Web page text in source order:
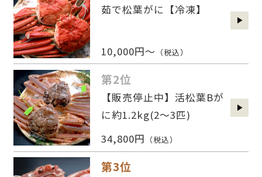
茹で松葉がに【冷凍】
10,000円～ （税込）
第2位
【販売停止中】活松葉Bが
に約1.2kg(2〜3匹)
34,800円 （税込）
第3位